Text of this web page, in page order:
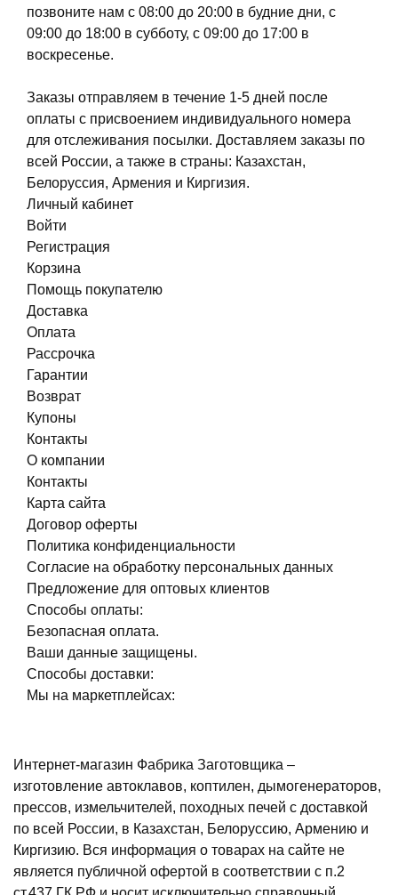
позвоните нам с 08:00 до 20:00 в будние дни, с
09:00 до 18:00 в субботу, с 09:00 до 17:00 в
воскресенье.
Заказы отправляем в течение 1-5 дней после
оплаты с присвоением индивидуального номера
для отслеживания посылки. Доставляем заказы по
всей России, а также в страны: Казахстан,
Белоруссия, Армения и Киргизия.
Личный кабинет
Войти
Регистрация
Корзина
Помощь покупателю
Доставка
Оплата
Рассрочка
Гарантии
Возврат
Купоны
Контакты
О компании
Контакты
Карта сайта
Договор оферты
Политика конфиденциальности
Согласие на обработку персональных данных
Предложение для оптовых клиентов
Способы оплаты:
Безопасная оплата.
Ваши данные защищены.
Способы доставки:
Мы на маркетплейсах:
Интернет-магазин Фабрика Заготовщика –
изготовление автоклавов, коптилен, дымогенераторов,
прессов, измельчителей, походных печей с доставкой
по всей России, в Казахстан, Белоруссию, Армению и
Киргизию. Вся информация о товарах на сайте не
является публичной офертой в соответствии с п.2